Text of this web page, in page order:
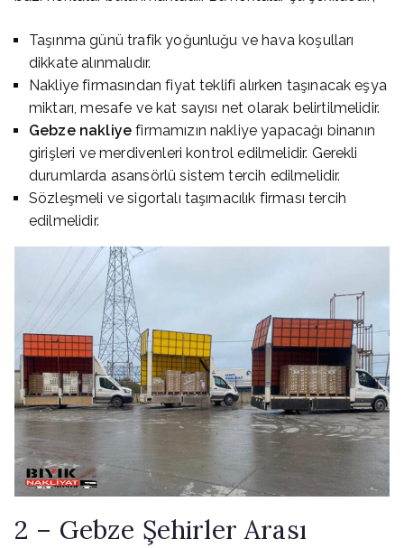
Taşınma günü trafik yoğunluğu ve hava koşulları
dikkate alınmalıdır.
Nakliye firmasından fiyat teklifi alırken taşınacak eşya
miktarı, mesafe ve kat sayısı net olarak belirtilmelidir.
Gebze nakliye firmamızın nakliye yapacağı binanın
girişleri ve merdivenleri kontrol edilmelidir. Gerekli
durumlarda asansörlü sistem tercih edilmelidir.
Sözleşmeli ve sigortalı taşımacılık firması tercih
edilmelidir.
2 – Gebze Şehirler Arası